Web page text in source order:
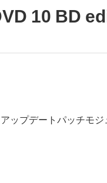
10 BD
ップデートパッチモジ